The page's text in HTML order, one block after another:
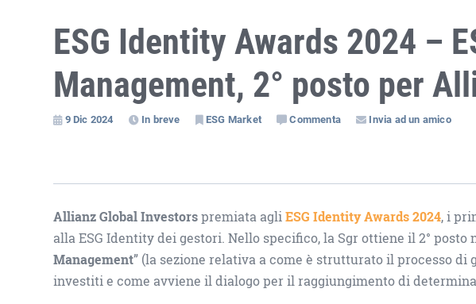
ESG Identity Awards 2024 –
Management, 2° posto per
9 Dic 2024 In breve ESG Market Commenta Invia ad un amico
Allianz Global Investorspremiata agliESG Identity Awards 2024, i
alla ESG Identity dei gestori. Nello specifico, la Sgr ottiene il 2° posto
Management” (la sezione relativa a come è strutturato il processo di
investiti e come avviene il dialogo per il raggiungimento di